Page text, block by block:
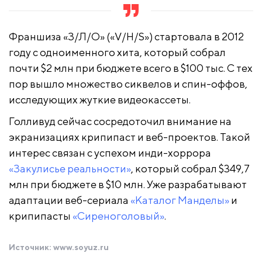
Франшиза «З/Л/О» («V/H/S») стартовала в 2012
году с одноименного хита, который собрал
почти $2 млн при бюджете всего в $100 тыс. С тех
пор вышло множество сиквелов и спин-оффов,
исследующих жуткие видеокассеты.
Голливуд сейчас сосредоточил внимание на
экранизациях крипипаст и веб-проектов. Такой
интерес связан с успехом инди-хоррора
«Закулисье реальности», который собрал $349,7
млн при бюджете в $10 млн. Уже разрабатывают
адаптации веб-сериала «Каталог Манделы»и
крипипасты «Сиреноголовый».
Источник: www.soyuz.ru